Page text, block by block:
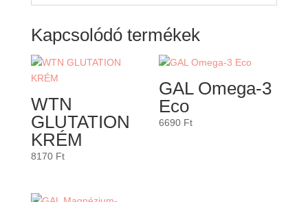
Kapcsolódó termékek
WTN
GLUTATION
KRÉM
8170 Ft
GAL Omega-3
Eco
6690 Ft